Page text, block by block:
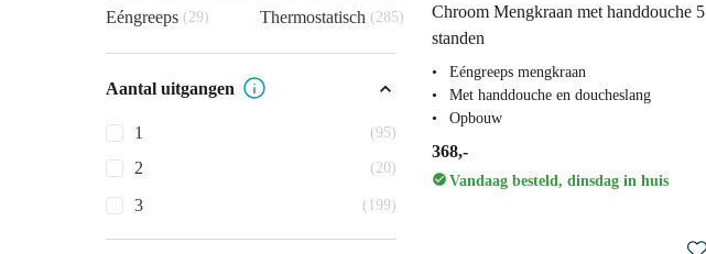
Eéngreeps (29) Thermostatisch (285)
Aantal uitgangen
1 (95)
2 (20)
3 (199)
Chroom Mengkraan met handdouche 5
standen
Eéngreeps mengkraan
Met handdouche en doucheslang
Opbouw
368,-
Vandaag besteld, dinsdag in huis